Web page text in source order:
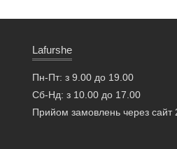
Lafurshe
Пн-Пт: з 9.00 до 19.00
Сб-Нд: з 10.00 до 17.00
Прийом замовлень через сайт